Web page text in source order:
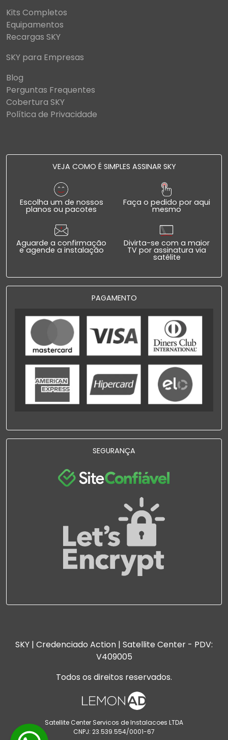
Kits Completos
Equipamentos
Recargas SKY
SKY para Empresas
Blog
Perguntas Frequentes
Cobertura SKY
Política de Privacidade
VEJA COMO É SIMPLES ASSINAR SKY
Escolha um de nossos
planos ou pacotes
Faça o pedido por aqui
mesmo
Aguarde a confirmação
e agende a instalação
Divirta-se com a maior
TV por assinatura via
satélite
PAGAMENTO
SEGURANÇA
SKY | Credenciado Action | Satellite Center - PDV:
V409005
Todos os direitos reservados.
Satellite Center Servicos de Instalacoes LTDA
CNPJ: 23.539.554/0001-67